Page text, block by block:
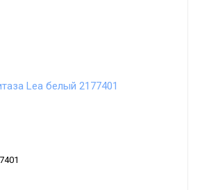
Lea белый 2177401